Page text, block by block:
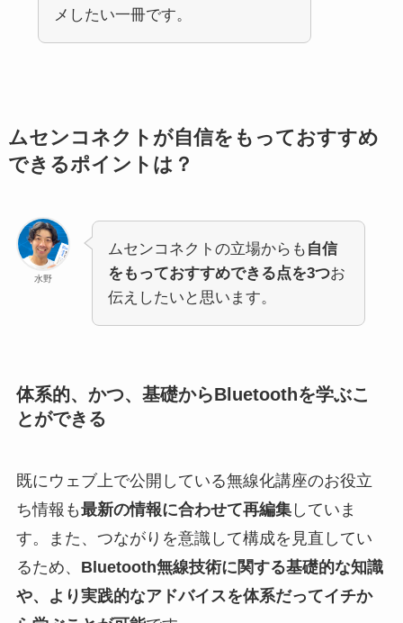
メしたい一冊です。
ムセンコネクトが自信をもっておすすめ
できるポイントは？
水野
ムセンコネクトの立場からも 自信
をもっておすすめできる点を3つお
伝えしたいと思います。
体系的、かつ、基礎からBluetoothを学ぶこ
とができる
既にウェブ上で公開している無線化講座のお役立
ち情報も最新の情報に合わせて再編集していま
す。また、つながりを意識して構成を見直してい
るため、 Bluetooth無線技術に関する基礎的な知識
や、より実践的なアドバイスを体系だってイチか